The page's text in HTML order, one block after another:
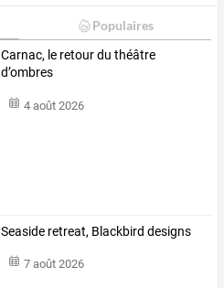
Populaires
Carnac, le retour du théâtre
d’ombres
4 août 2026
Seaside retreat, Blackbird designs
7 août 2026